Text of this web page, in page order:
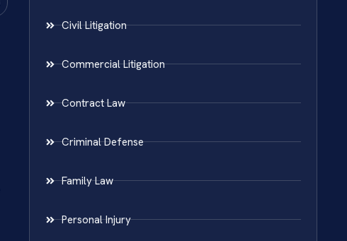
Civil Litigation
Commercial Litigation
Contract Law
Criminal Defense
Family Law
Personal Injury